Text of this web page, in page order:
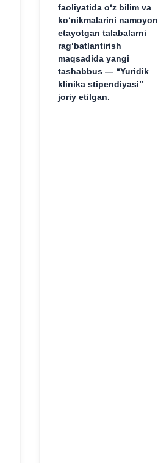
faoliyatida o‘z bilim va
ko‘nikmalarini namoyon
etayotgan talabalarni
rag‘batlantirish
maqsadida yangi
tashabbus — “Yuridik
klinika stipendiyasi”
joriy etilgan.